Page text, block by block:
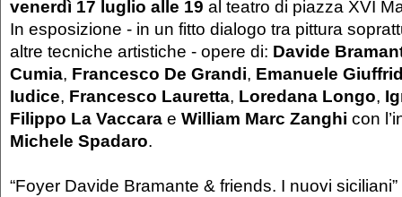
venerdì 17 luglio alle 19 al teatro di piazza XVI
In esposizione - in un fitto dialogo tra pittura
altre tecniche artistiche - opere di: Davide
Cumia, Francesco De Grandi, Emanuele
Iudice, Francesco Lauretta, Loredana Longo,
Filippo La Vaccara e William Marc Zanghi con
Michele Spadaro.
“Foyer Davide Bramante & friends. I nuovi